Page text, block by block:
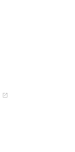
open_in_new